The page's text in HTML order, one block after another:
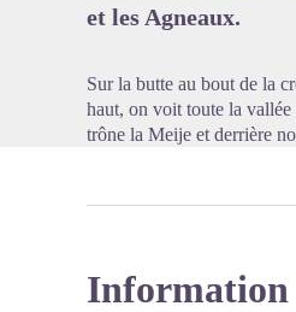
et les Agneaux.
Sur la butte au bout de la
haut, on voit toute la
trône la Meije et derrière